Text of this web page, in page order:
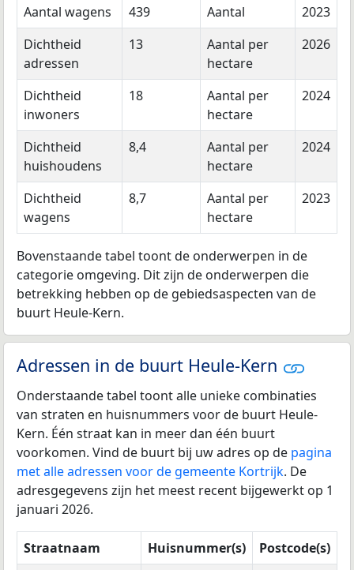
Aantal wagens 439 Aantal
2023
Dichtheid
adressen
13
Aantal per
hectare
2026
Dichtheid
inwoners
18
Aantal per
hectare
2024
Dichtheid
huishoudens
8,4
Aantal per
hectare
2024
Dichtheid
wagens
8,7
Aantal per
hectare
2023
Bovenstaande tabel toont de onderwerpen in de
categorie omgeving. Dit zijn de onderwerpen die
betrekking hebben op de gebiedsaspecten van de
buurt Heule-Kern.
Adressen in de buurt Heule-Kern
Onderstaande tabel toont alle unieke combinaties
van straten en huisnummers voor de buurt Heule-
Kern. Één straat kan in meer dan één buurt
voorkomen. Vind de buurt bij uw adres op de pagina
met alle adressen voor de gemeente Kortrijk. De
adresgegevens zijn het meest recent bijgewerkt op 1
januari 2026.
Straatnaam Huisnummer(s)
Postcode(s)